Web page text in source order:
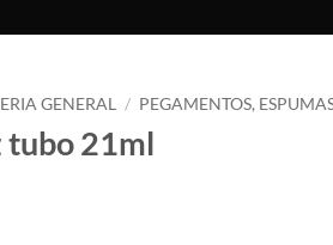
GENERAL / PEGAMENTOS,
21ml